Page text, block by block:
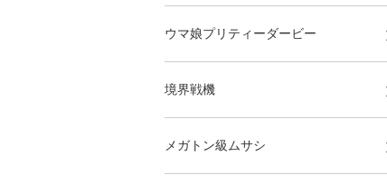
ウマ娘プリティーダービー
境界戦機
メガトン級ムサシ